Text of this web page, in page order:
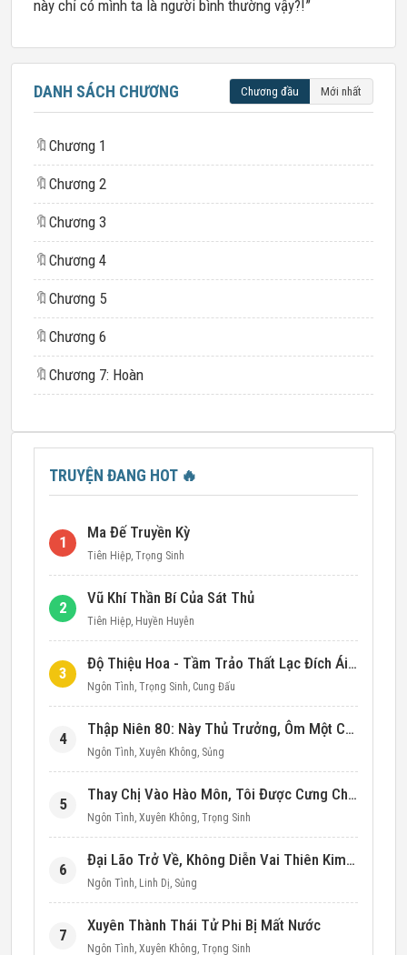
này chỉ có mình ta là người bình thường vậy?!”
DANH SÁCH CHƯƠNG Chương đầu Mới nhất
🔖 Chương 1
🔖 Chương 2
🔖 Chương 3
🔖 Chương 4
🔖 Chương 5
🔖 Chương 6
🔖 Chương 7: Hoàn
TRUYỆN ĐANG HOT 🔥
1
Ma Đế Truyền Kỳ
Tiên Hiệp, Trọng Sinh
2
Vũ Khí Thần Bí Của Sát Thủ
Tiên Hiệp, Huyền Huyễn
3
Độ Thiệu Hoa - Tầm Trảo Thất Lạc Đích Ái Tình
Ngôn Tình, Trọng Sinh, Cung Đấu
4
Thập Niên 80: Này Thủ Trưởng, Ôm Một Cái Đi!
Ngôn Tình, Xuyên Không, Sủng
5
Thay Chị Vào Hào Môn, Tôi Được Cưng Chiều Hết Mực (Thập Niên 90)
Ngôn Tình, Xuyên Không, Trọng Sinh
6
Đại Lão Trở Về, Không Diễn Vai Thiên Kim Giả Nữa
Ngôn Tình, Linh Dị, Sủng
7
Xuyên Thành Thái Tử Phi Bị Mất Nước
Ngôn Tình, Xuyên Không, Trọng Sinh